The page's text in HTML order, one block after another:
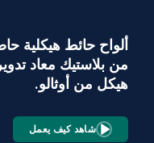
ألواح حائط هيكلية
هيكل من أوثالو.
شاهد كيف يعمل